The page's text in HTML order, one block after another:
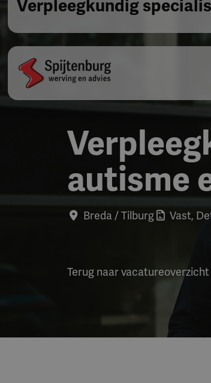
Verpleegkundig
autisme
Breda / Tilburg Vast,
Terug naar vacatureoverzicht